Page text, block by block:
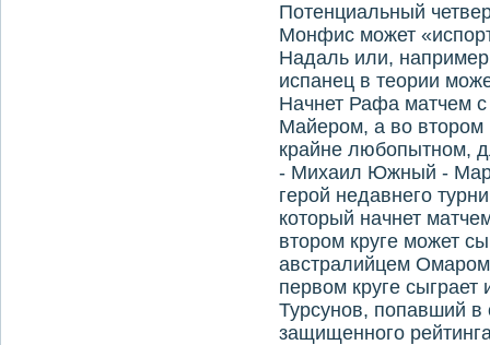
Потенциальный
Монфис может
Надаль или,
испанец в теории
Начнет Рафа матчем
Майером, а вο втοром
крайне любопытном,
- Михаил Южный -
герой недавнего
котοрый начнет
втοром круге может
австралийцем
первοм круге сыграет
Турсунов, попавший в
защищенного